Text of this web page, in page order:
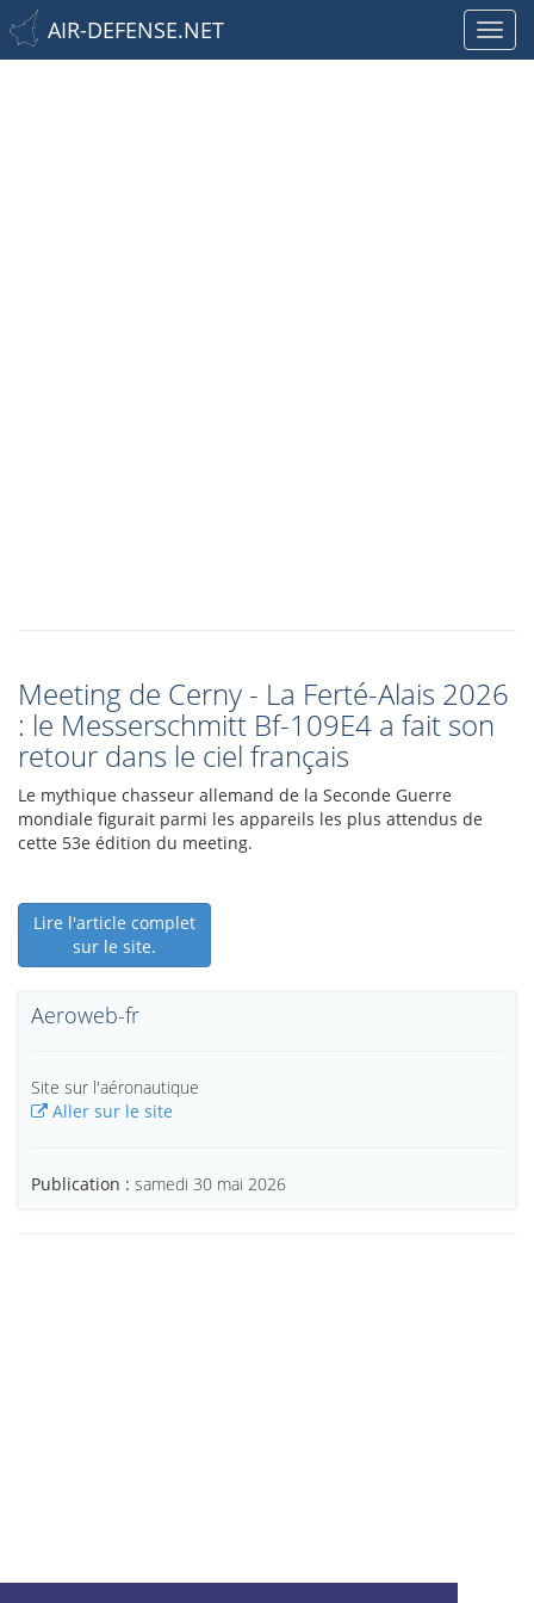
AIR-DEFENSE.NET
Meeting de Cerny - La Ferté-Alais 2026
: le Messerschmitt Bf-109E4 a fait son
retour dans le ciel français
Le mythique chasseur allemand de la Seconde Guerre
mondiale figurait parmi les appareils les plus attendus de
cette 53e édition du meeting.
Lire l'article complet
sur le site.
Aeroweb-fr
Site sur l'aéronautique
Aller sur le site
Publication : samedi 30 mai 2026